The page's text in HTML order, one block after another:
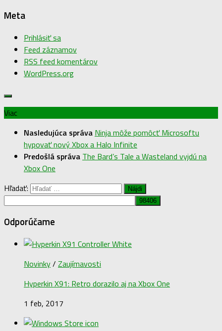
Meta
Prihlásiť sa
Feed záznamov
RSS feed komentárov
WordPress.org
Viac
Nasledujúca správa Ninja môže pomôcť Microsoftu
hypovať nový Xbox a Halo Infinite
Predošlá správa The Bard’s Tale a Wasteland vyjdú na
Xbox One
Hľadať:
Odporúčame
Novinky/ Zaujímavosti
Hyperkin X91: Retro dorazilo aj na Xbox One
1 feb, 2017